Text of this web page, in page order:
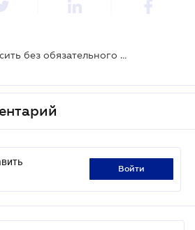
“Хрущевки” хотят сносить без обязательного согласия всех жильцов дома
войти